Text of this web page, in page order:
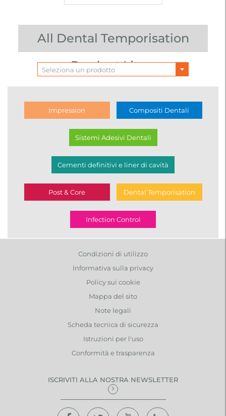
All Dental Temporisation
Product Lines
Seleziona un prodotto
Impression Compositi Dentali
Sistemi Adesivi Dentali
Cementi definitivi e liner di cavità
Post & Core Dental Temporisation
Infection Control
Condizioni di utilizzo
Informativa sulla privacy
Policy sui cookie
Mappa del sito
Note legali
Scheda tecnica di sicurezza
Istruzioni per l'uso
Conformità e trasparenza
ISCRIVITI ALLA NOSTRA NEWSLETTER